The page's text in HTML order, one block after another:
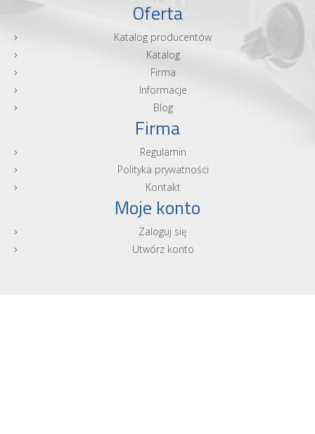
Oferta
Katalog producentów
Katalog
Firma
Informacje
Blog
Firma
Regulamin
Polityka prywatności
Kontakt
Moje konto
Zaloguj się
Utwórz konto